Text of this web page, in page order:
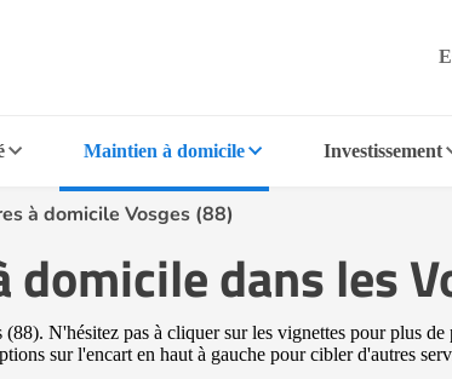
Maintien à domicile Investissement
à domicile Vosges (88)
domicile dans les
N'hésitez pas à cliquer sur les vignettes pour plus
sur l'encart en haut à gauche pour cibler d'autres